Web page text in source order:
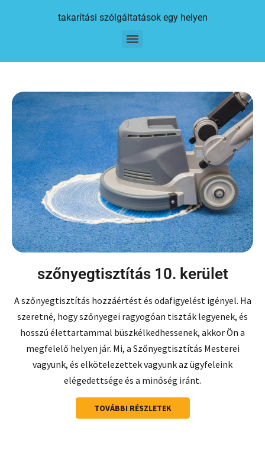
takarítási szólgáltatások egy helyen
szőnyegtisztítás 10. kerület
A szőnyegtisztítás hozzáértést és odafigyelést igényel. Ha
szeretné, hogy szőnyegei ragyogóan tiszták legyenek, és
hosszú élettartammal büszkélkedhessenek, akkor Ön a
megfelelő helyen jár. Mi, a Szőnyegtisztítás Mesterei
vagyunk, és elkötelezettek vagyunk az ügyfeleink
elégedettsége és a minőség iránt.
TOVÁBBI RÉSZLETEK